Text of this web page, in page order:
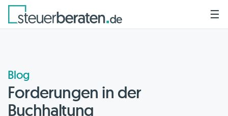
☰
Blog
Forderungen in der
Buchhaltung